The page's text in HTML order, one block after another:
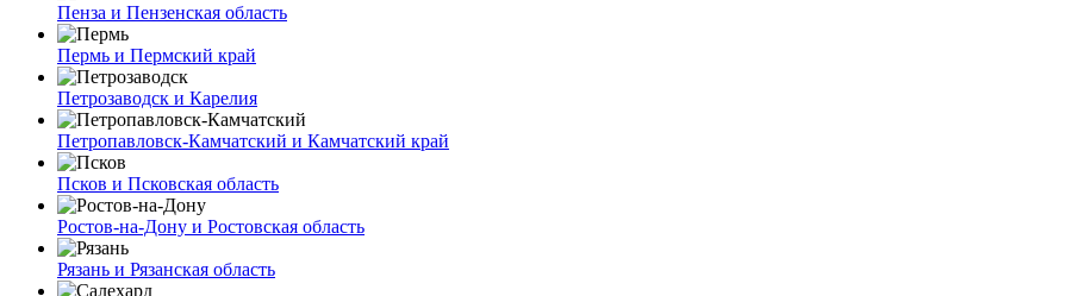
Пенза и Пензенская область
Пермь и Пермский край
Петрозаводск и Карелия
Петропавловск-Камчатский и Камчатский край
Псков и Псковская область
Ростов-на-Дону и Ростовская область
Рязань и Рязанская область